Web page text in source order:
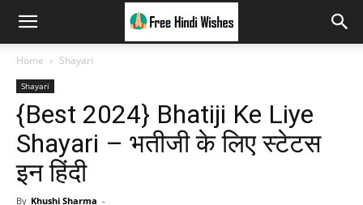
Home Shayari
Shayari
{Best 2024} Bhatiji Ke Liye
Shayari – भतीजी के लिए स्टेटस
इन हिंदी
By Khushi Sharma -